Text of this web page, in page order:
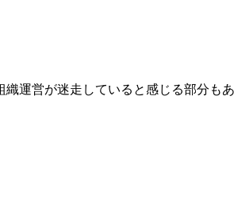
運営が迷走していると感じる部分も